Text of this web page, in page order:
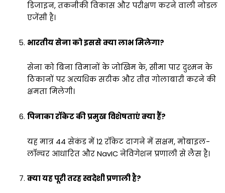
डिजाइन, तकनीकी विकास और परीक्षण करने वाली नोडल
एजेंसी है।
भारतीय सेना को इससे क्या लाभ मिलेगा?
सेना को बिना विमानों के जोखिम के, सीमा पार दुश्मन के
ठिकानों पर अत्यधिक सटीक और तीव्र गोलाबारी करने की
क्षमता मिलेगी।
पिनाका रॉकेट की प्रमुख विशेषताएं क्या हैं?
यह मात्र 44 सेकंड में 12 रॉकेट दागने में सक्षम, मोबाइल-
लॉन्चर आधारित और NavIC नेविगेशन प्रणाली से लैस है।
क्या यह पूरी तरह स्वदेशी प्रणाली है?